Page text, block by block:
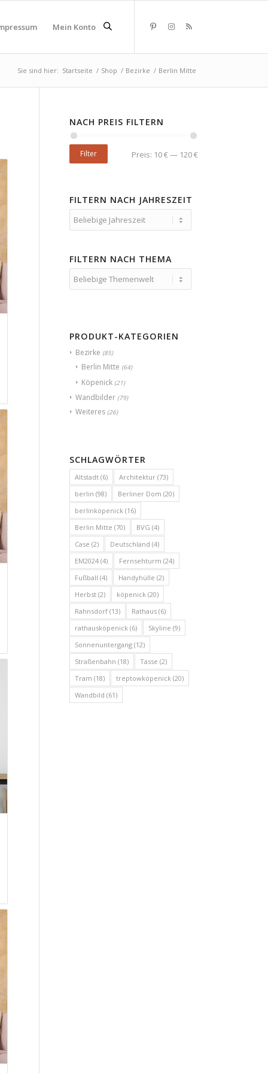
Mein Konto
Sie sind hier: Startseite / Shop / Bezirke / Berlin Mitte
NACH PREIS FILTERN
Filter Preis: 10 €— 120 €
FILTERN NACH JAHRESZEIT
FILTERN NACH THEMA
PRODUKT-KATEGORIEN
Bezirke (85)
Berlin Mitte (64)
Köpenick (21)
Wandbilder (79)
Weiteres (26)
SCHLAGWÖRTER
Altstadt(6) Architektur(73)
berlin (98) Berliner Dom (20)
berlinköpenick(16)
Berlin Mitte (70) BVG (4)
Case (2) Deutschland (4)
EM2024(4) Fernsehturm (24)
Fußball (4) Handyhülle (2)
Herbst(2) köpenick(20)
Rahnsdorf(13) Rathaus(6)
rathausköpenick(6) Skyline (9)
Sonnenuntergang(12)
Straßenbahn (18) Tasse (2)
Tram (18) treptowköpenick(20)
Wandbild (61)